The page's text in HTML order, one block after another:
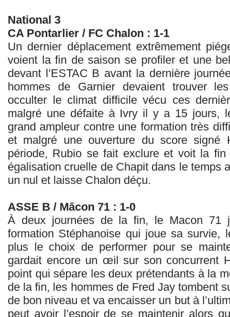
National 3
CA Pontarlier / FC Chalon : 1-1
Un dernier déplacement extrêmement
voient la fin de saison se profiler et une
devant l’ESTAC B avant la dernière
hommes de Garnier devaient trouver
occulter le climat difficile vécu ces
malgré une défaite à Ivry il y a 15 jours,
grand ampleur contre une formation très
et malgré une ouverture du score signé
période, Rubio se fait exclure et voit la
égalisation cruelle de Chapit dans le temps
un nul et laisse Chalon déçu.
ASSE B / Mâcon 71 : 1-0
À deux journées de la fin, le Macon 71
formation Stéphanoise qui joue sa survie,
plus le choix de performer pour se
gardait encore un œil sur son concurrent
point qui sépare les deux prétendants à la
de la fin, les hommes de Fred Jay tombent
de bon niveau et va encaisser un but à
peut avoir l’espoir de se maintenir alors